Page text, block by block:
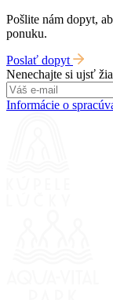
Pošlite nám dopyt,
ponuku.
Poslať dopyt
Nenechajte si ujsť
Informácie o